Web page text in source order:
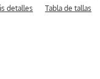
detalles Tabla de tallas